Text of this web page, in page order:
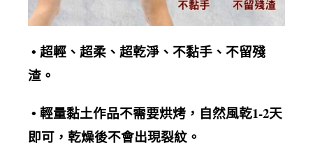
• 超輕、超柔、超乾淨、不黏手、不留殘
渣 。
• 輕量黏土作品不需要烘烤，自然風乾1-2天
即可，乾燥後不會出現裂紋 。